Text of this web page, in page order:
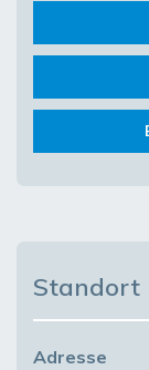
Standort
Adresse